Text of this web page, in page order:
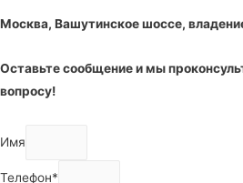
Москва, Вашутинское шоссе,
Оставьте сообщение и мы
вопросу!
Имя
Телефон*